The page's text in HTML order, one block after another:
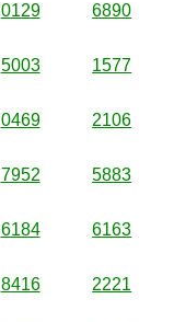
0129 6890
5003 1577
0469 2106
7952 5883
6184 6163
8416 2221